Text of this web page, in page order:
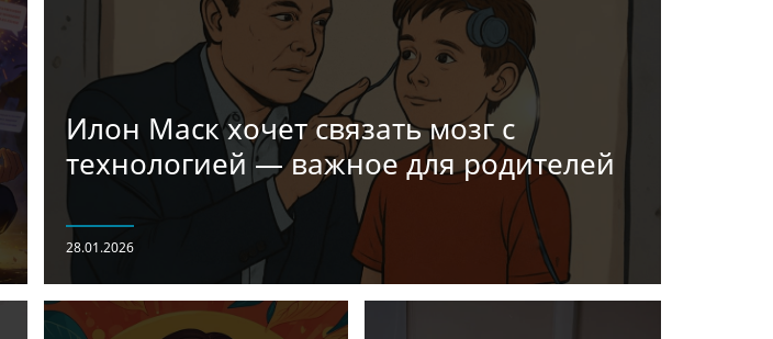
Илон Маск хочет связать мозг с
технологией — важное для родителей
28.01.2026